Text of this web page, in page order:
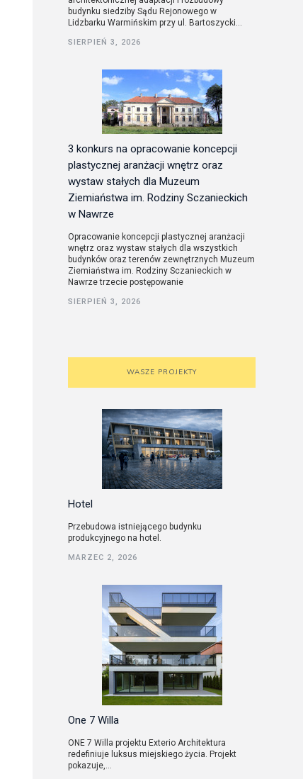
budynku siedziby Sądu Rejonowego w
Lidzbarku Warmińskim przy ul. Bartoszycki...
SIERPIEŃ 3, 2026
3 konkurs na opracowanie koncepcji
plastycznej aranżacji wnętrz oraz
wystaw stałych dla Muzeum
Ziemiaństwa im. Rodziny Sczanieckich
w Nawrze
Opracowanie koncepcji plastycznej aranżacji
wnętrz oraz wystaw stałych dla wszystkich
budynków oraz terenów zewnętrznych Muzeum
Ziemiaństwa im. Rodziny Sczanieckich w
Nawrze trzecie postępowanie
SIERPIEŃ 3, 2026
WASZE PROJEKTY
Hotel
Przebudowa istniejącego budynku
produkcyjnego na hotel.
MARZEC 2, 2026
One 7 Willa
ONE 7 Willa projektu Exterio Architektura
redefiniuje luksus miejskiego życia. Projekt
pokazuje,...